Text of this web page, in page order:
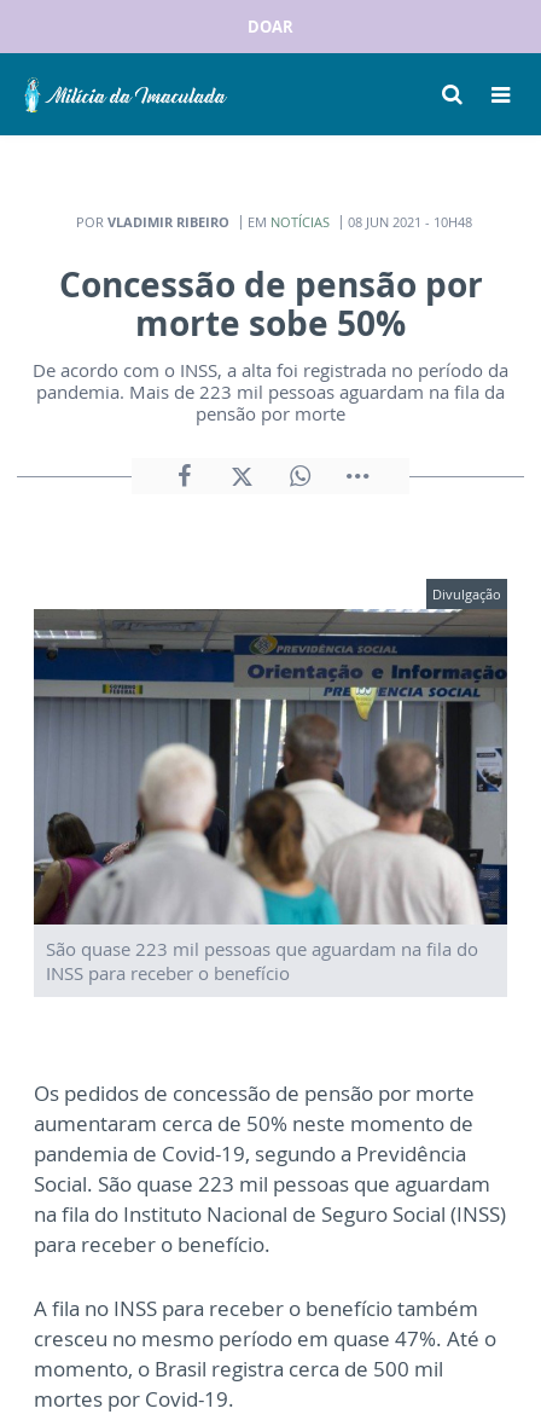
DOAR
POR VLADIMIR RIBEIRO EM NOTÍCIAS 08 JUN 2021 - 10H48
Concessão de pensão por
morte sobe 50%
De acordo com o INSS, a alta foi registrada no período da
pandemia. Mais de 223 mil pessoas aguardam na fila da
pensão por morte
Divulgação
São quase 223 mil pessoas que aguardam na fila do
INSS para receber o benefício
Os pedidos de concessão de pensão por morte
aumentaram cerca de 50% neste momento de
pandemia de Covid-19, segundo a Previdência
Social. São quase 223 mil pessoas que aguardam
na fila do Instituto Nacional de Seguro Social (INSS)
para receber o benefício.
A fila no INSS para receber o benefício também
cresceu no mesmo período em quase 47%. Até o
momento, o Brasil registra cerca de 500 mil
mortes por Covid-19.